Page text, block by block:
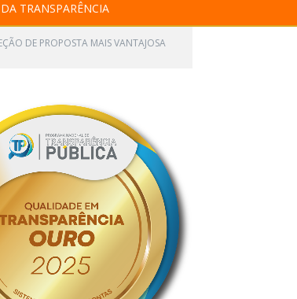
TRANSPARÊNCIA
DE PROPOSTA MAIS VANTAJOSA